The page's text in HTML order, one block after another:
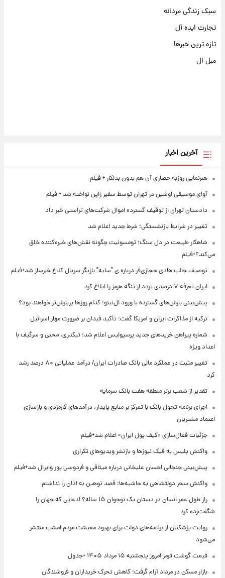
سبک زندگی مردانه
تجارت ایده آل
تازه ترین خبرها
مبل ال
آخرین اخبار
هنرنمایی روزبه حصاری آن هم بدون بدلکار + فیلم
آوای موسیقی اوشین در تهران توسط سفیر ژاپن نواخته شد + فیلم
دادستان تهران از توقیف گسترده اموال شرکت‌های تراستی خبر داد
تغییر در شرایط بازنشستگی؛ شرط جدید اعلام شد
شاهکار طبیعت در دل سنگ؛ تومسونیت چگونه نقش‌های خیره‌کننده خلق
می‌کند؟+فیلم
توصیف جالب هادی حجازی‌فر درباره ی "سایه" بازیگر سریال کلاغ خبرساز شد+فیلم
ایران تعرفه ۷ درصدی تردد از تنگه هرمز را ابلاغ کرد
پیش‌بینی بارش‌های گسترده با ورود ال‌نینو؛ کدام روزها پربارش‌تر خواهند بود؟
ترکیه از مذاکرات ایران و آمریکا گفت؛ تأکید فیدان بر ضرورت مهار اسرائیل
شماره پیراهن خریدهای جدید پرسپولیس اعلام شد؛ تیکدری، محبی و سرگیف با
اعداد ویژه
تغییر مثبت در عملکرد مالی بانک صادرات ایران/ درآمد عملیاتی ۸۰ درصد رشد
کرد
تقدیر از شعب برتر منطقه هفت بانک سرمایه
اجرای برنامه تحول بانک با تمرکز بر منابع پایدار، درآمدهای کارمزدی و بازسازی
اعتماد مشتریان
جزئیات فعال‌سازی «کیف پول ایران» اعلام شد+فیلم
واکنش پلیس به فیک نیوزها و بازنشر ویدیوهای تکراری
پیش‌بینی جنجالی احسان علیخانی درباره میثاقی و فردوسی پور وایرال شد+فیلم
واکنش سحر دولتشاهی به حاشیه‌ها: قصد توهین به اذان را نداشتم
راز طول عمر انسان در دستان یک نوجوان ۱۵ ساله؟ ادعایی که جهان را
شگفت‌زده کرد
روایت پزشکیان از برنامه‌های دولت برای بهبود معیشت مردم امشب منتشر
می‌شود
قیمت گوشت قرمز امروز پنجشنبه ۱۵ مرداد ۱۴۰۵ +جدول
بازار مسکن در مرداد آرام گرفت؛ کاهش تحرک خریداران و فروشندگان